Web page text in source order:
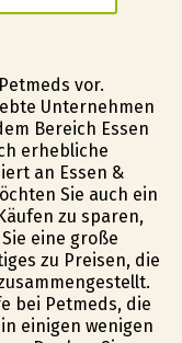
vor.
Unternehmen
Bereich Essen
erhebliche
an Essen &
Sie auch ein
zu sparen,
eine große
zu Preisen, die
bei Petmeds, die
einigen wenigen